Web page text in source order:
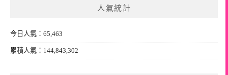
人氣統計
今日人氣：65,463
累積人氣：144,843,302